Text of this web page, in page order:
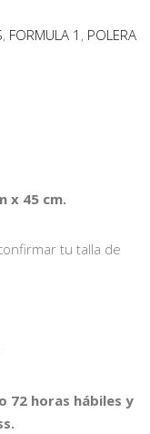
, FORMULA 1 , POLERA
x 45 cm.
tu talla de
72 horas hábiles y